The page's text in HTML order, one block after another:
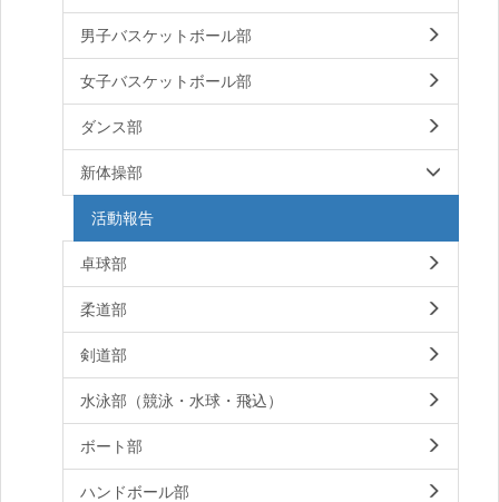
男子バスケットボール部
女子バスケットボール部
ダンス部
新体操部
活動報告
卓球部
柔道部
剣道部
水泳部（競泳・水球・飛込）
ボート部
ハンドボール部